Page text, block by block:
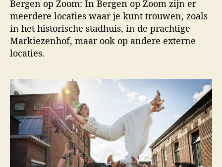
Bergen op Zoom: In Bergen op Zoom zijn er
meerdere locaties waar je kunt trouwen, zoals
in het historische stadhuis, in de prachtige
Markiezenhof, maar ook op andere externe
locaties.